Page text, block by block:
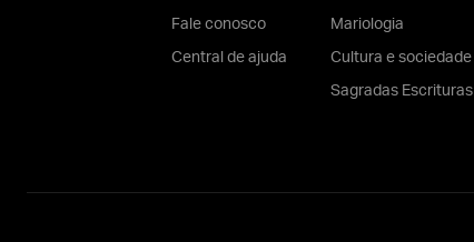
Fale conosco
Central de ajuda
Mariologia
Cultura e sociedade
Sagradas Escrituras